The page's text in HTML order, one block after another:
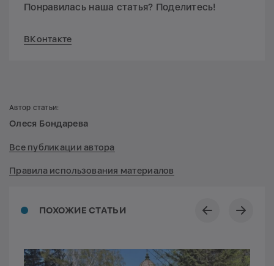
Понравилась наша статья? Поделитесь!
ВКонтакте
ПОХОЖИЕ СТАТЬИ
Автор статьи:
Олеся Бондарева
Все публикации автора
Правила использования материалов